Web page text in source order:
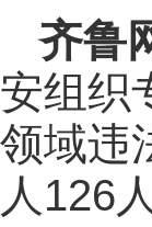
齐鲁
安组织
领域违
人126